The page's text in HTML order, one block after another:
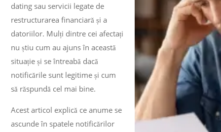
dating sau servicii legate de
restructurarea financiară și a
datoriilor. Mulți dintre cei afectați
nu știu cum au ajuns în această
situație și se întreabă dacă
notificările sunt legitime și cum
să răspundă cel mai bine.
Acest articol explică ce anume se
ascunde în spatele notificărilor